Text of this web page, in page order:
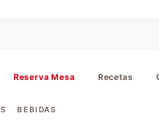
Reserva Mesa Recetas
BEBIDAS